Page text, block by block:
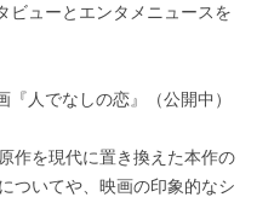
ビューとエンタメニュースを
人でなしの恋』（公開中）
作を現代に置き換えた本作の
ついてや、映画の印象的なシ